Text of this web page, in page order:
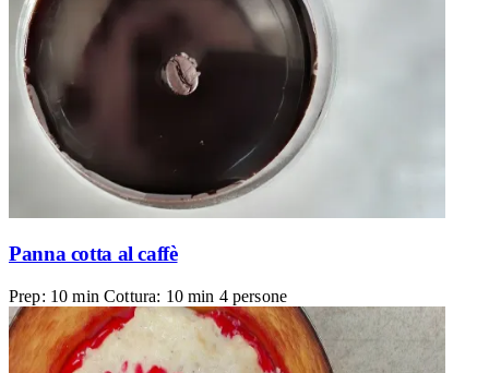
Panna cotta al caffè
Prep: 10 min Cottura: 10 min 4 persone